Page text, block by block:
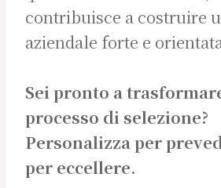
contribuisce a costruire
aziendale forte e
Sei pronto a
processo di selezione?
Personalizza per
per eccellere.